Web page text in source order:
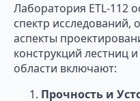
Лаборатория ETL-112
спектр
аспекты
конструкций лестниц
области включают:
Прочность и